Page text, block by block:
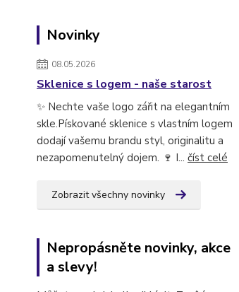
Novinky
08.05.2026
Sklenice s logem - naše starost
✨ Nechte vaše logo zářit na elegantním
skle.Pískované sklenice s vlastním logem
dodají vašemu brandu styl, originalitu a
nezapomenutelný dojem. 🍷 I... číst celé
Zobrazit všechny novinky
Nepropásněte novinky, akce
a slevy!